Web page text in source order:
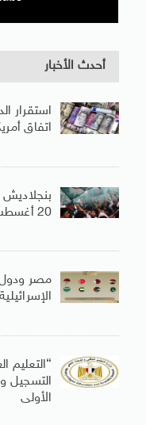
أحدث الأخبار
استقرار
اتفاق
بنجلاديش
20 أغسطس
مصر ودول
“التعليم
التسجيل
الأولى